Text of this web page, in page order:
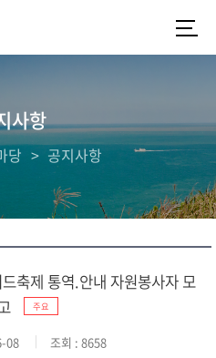
사항
당 공지사항
축제 통역.안내 자원봉사자 모
주요
08 조회 : 8658